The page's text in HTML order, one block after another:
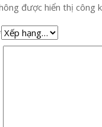
được hiển thị công